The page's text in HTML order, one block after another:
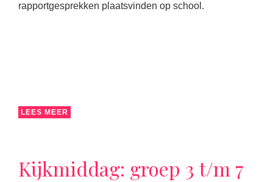
rapportgesprekken plaatsvinden op school.
LEES MEER
Kijkmiddag: groep 3 t/m 7